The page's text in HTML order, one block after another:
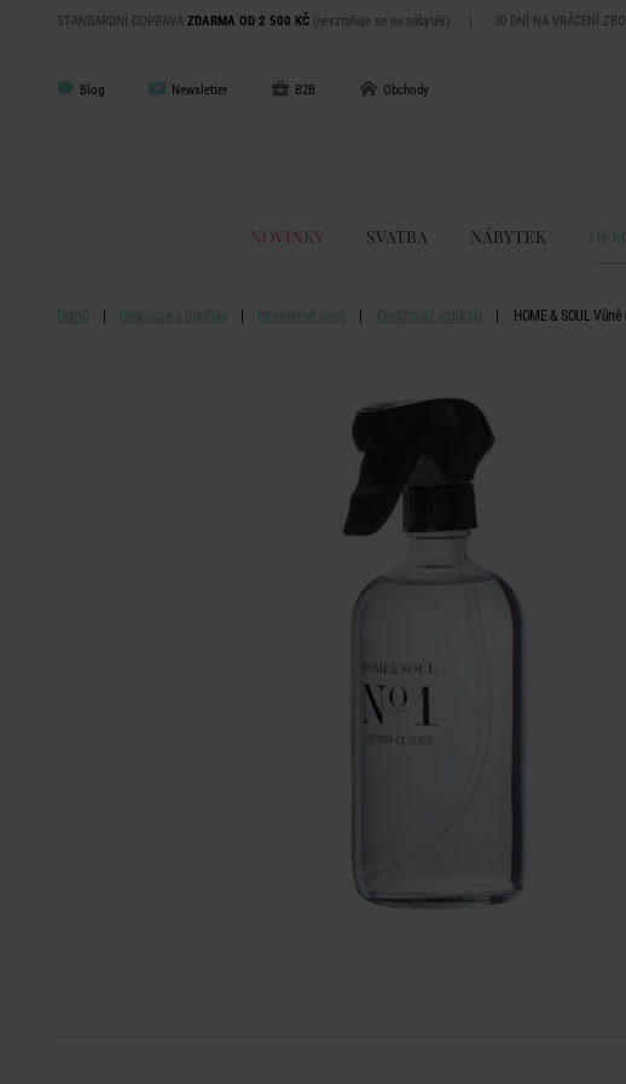
STANDARDNÍ DOPRAVA ZDARMA OD 2 500 KČ (nevztahuje se na nábytek) | 30 DNÍ NA VRÁCENÍ
Blog Newsletter B2B Obchody
NOVINKY SVATBA NÁBYTEK
Domů Dekorace a doplňky Interiérové vůně Osvěžovač vzduchu HOME & SOUL